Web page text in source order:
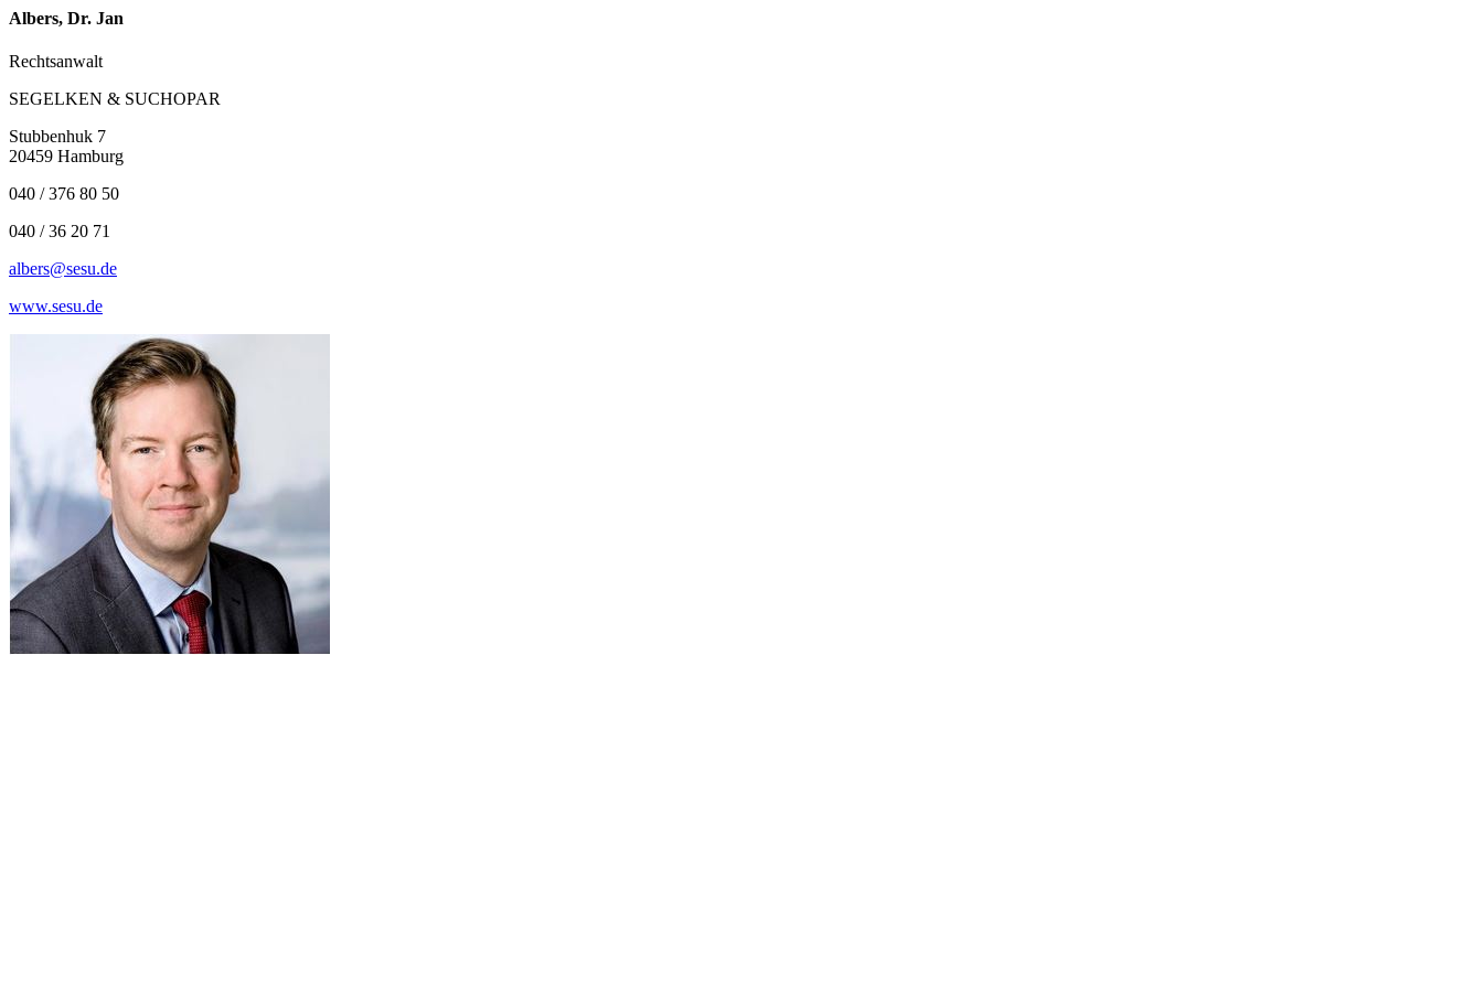
Albers, Dr. Jan
Rechtsanwalt
SEGELKEN & SUCHOPAR
Stubbenhuk 7
20459 Hamburg
040 / 376 80 50
040 / 36 20 71
albers@sesu.de
www.sesu.de